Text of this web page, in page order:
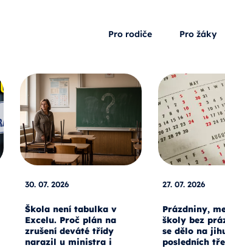
Pro rodiče Pro žáky
30. 07. 2026
Škola není tabulka v
Excelu. Proč plán na
zrušení deváté třídy
narazil u ministra i
27. 07. 2026
Prázdniny,
školy bez
se dělo na
posledních